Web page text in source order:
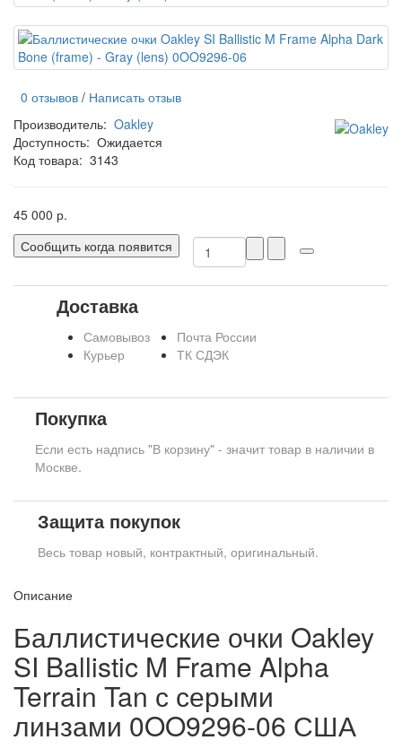
0 отзывов / Написать отзыв
Производитель: Oakley
Доступность: Ожидается
Код товара: 3143
45 000 р.
Сообщить когда появится
Доставка
Самовывоз
Курьер
Почта России
ТК СДЭК
Покупка
Если есть надпись "В корзину" - значит товар в наличии в
Москве.
Защита покупок
Весь товар новый, контрактный, оригинальный.
Описание
Баллистические очки Oakley
SI Ballistic M Frame Alpha
Terrain Tan с серыми
линзами 0OO9296-06 США